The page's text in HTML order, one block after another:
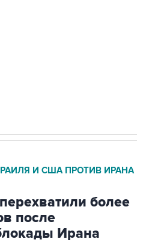
И США ПРОТИВ ИРАНА
более
после
Ирана